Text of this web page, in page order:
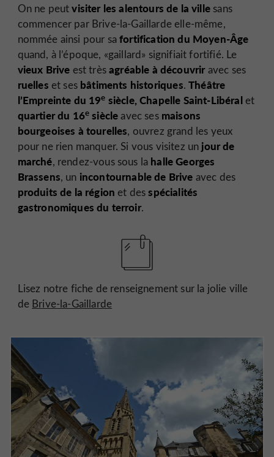
On ne peutvisiter les alentours de la ville sans
commencer par Brive-la-Gaillarde elle-même,
nommée ainsi pour safortification du Moyen-Âge
quand, à l’époque, «gaillard» signifiait fortifié. Le
vieux Brive est trèsagréable à découvriravec ses
ruelles et ses bâtiments historiques.Théâtre
l’Empreinte du 19e siècle,Chapelle Saint-Libéralet
quartier du 16e siècleavec ses maisons
bourgeoises à tourelles, ouvrez grand les yeux
pour ne rien manquer. Si vous visitez un jour de
marché, rendez-vous sous la halle Georges
Brassens, un incontournable de Brive avec des
produits de la région et desspécialités
gastronomiques du terroir.
Lisez notre fiche de renseignement sur la jolie ville
de Brive-la-Gaillarde